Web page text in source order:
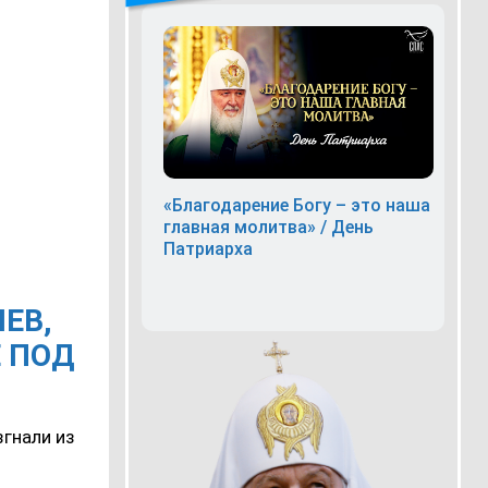
ПОД
из
«Благодарение Богу – это наша
главная молитва» / День
Патриарха